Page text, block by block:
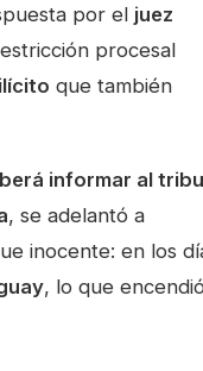
por el juez
procesal
que también
informar al
, se adelantó a
inocente: en los
, lo que